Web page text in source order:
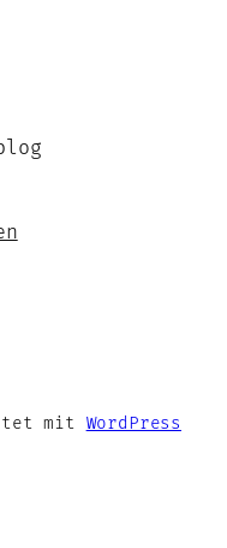
mit WordPress